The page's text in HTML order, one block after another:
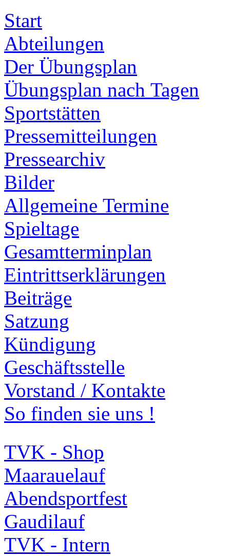
Start
Abteilungen
Der Übungsplan
Übungsplan nach Tagen
Sportstätten
Pressemitteilungen
Pressearchiv
Bilder
Allgemeine Termine
Spieltage
Gesamtterminplan
Eintrittserklärungen
Beiträge
Satzung
Kündigung
Geschäftsstelle
Vorstand / Kontakte
So finden sie uns !
TVK - Shop
Maarauelauf
Abendsportfest
Gaudilauf
TVK - Intern